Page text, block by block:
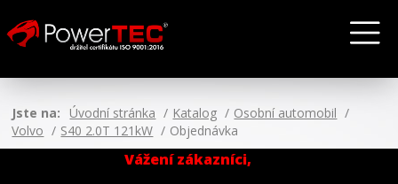
Jste na: Úvodní stránka Katalog
Osobní automobil
Volvo
S40 2.0T 121kW Objednávka
Vážení zákazníci,